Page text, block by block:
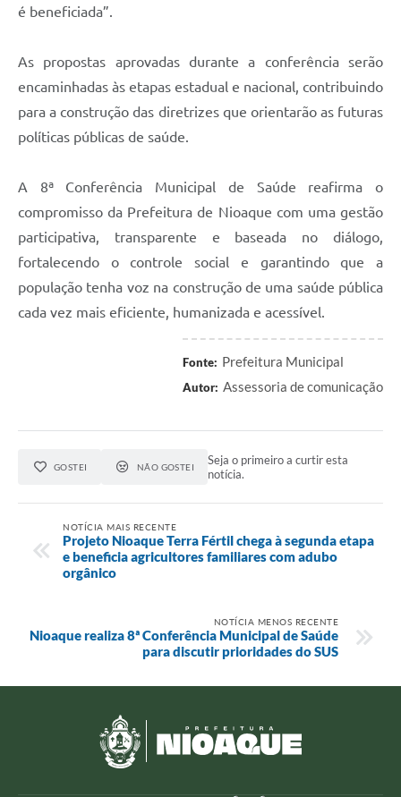
é beneficiada”.
As propostas aprovadas durante a conferência serão
encaminhadas às etapas estadual e nacional, contribuindo
para a construção das diretrizes que orientarão as futuras
políticas públicas de saúde.
A 8ª Conferência Municipal de Saúde reafirma o
compromisso da Prefeitura de Nioaque com uma gestão
participativa, transparente e baseada no diálogo,
fortalecendo o controle social e garantindo que a
população tenha voz na construção de uma saúde pública
cada vez mais eficiente, humanizada e acessível.
Fonte: Prefeitura Municipal
Autor: Assessoria de comunicação
GOSTEI NÃO GOSTEI
Seja o primeiro a curtir esta
notícia.
NOTÍCIA MAIS RECENTE
Projeto Nioaque Terra Fértil chega à segunda etapa
e beneficia agricultores familiares com adubo
orgânico
NOTÍCIA MENOS RECENTE
Nioaque realiza 8ª Conferência Municipal de Saúde
para discutir prioridades do SUS